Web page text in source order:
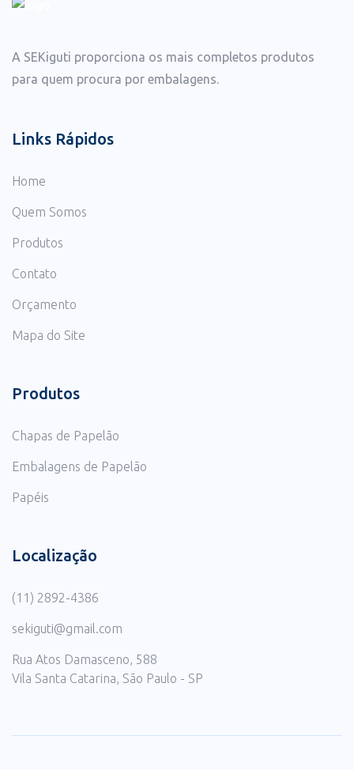
A SEKiguti proporciona os mais completos produtos
para quem procura por embalagens.
Links Rápidos
Home
Quem Somos
Produtos
Contato
Orçamento
Mapa do Site
Produtos
Chapas de Papelão
Embalagens de Papelão
Papéis
Localização
(11) 2892-4386
sekiguti@gmail.com
Rua Atos Damasceno, 588
Vila Santa Catarina, São Paulo - SP